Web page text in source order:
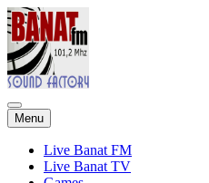
Menu Skip
to
content
Live Banat FM
Live Banat TV